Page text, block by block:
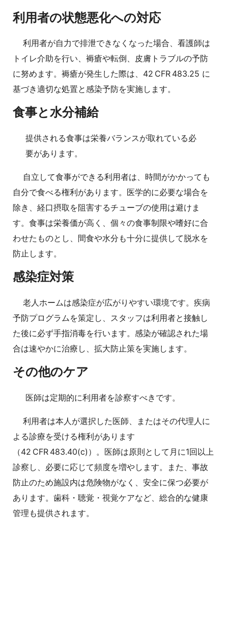
利用者の状態悪化への対応
利用者が自力で排泄できなくなった場合、看護師は
トイレ介助を行い、褥瘡や転倒、皮膚トラブルの予防
に努めます。褥瘡が発生した際は、42 CFR 483.25 に
基づき適切な処置と感染予防を実施します。
食事と水分補給
提供される食事は栄養バランスが取れている必
要があります。
自立して食事ができる利用者は、時間がかかっても
自分で食べる権利があります。医学的に必要な場合を
除き、経口摂取を阻害するチューブの使用は避けま
す。食事は栄養価が高く、個々の食事制限や嗜好に合
わせたものとし、間食や水分も十分に提供して脱水を
防止します。
感染症対策
老人ホームは感染症が広がりやすい環境です。疾病
予防プログラムを策定し、スタッフは利用者と接触し
た後に必ず手指消毒を行います。感染が確認された場
合は速やかに治療し、拡大防止策を実施します。
その他のケア
医師は定期的に利用者を診察すべきです。
利用者は本人が選択した医師、またはその代理人に
よる診療を受ける権利があります
（42 CFR 483.40(c)）。医師は原則として月に1回以上
診察し、必要に応じて頻度を増やします。また、事故
防止のため施設内は危険物がなく、安全に保つ必要が
あります。歯科・聴覚・視覚ケアなど、総合的な健康
管理も提供されます。